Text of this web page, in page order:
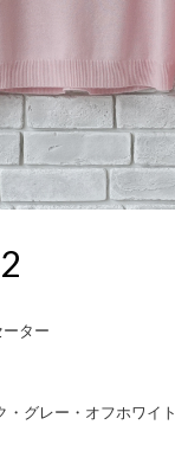
ーター
グレー・オフホワイト